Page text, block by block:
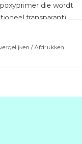
die wordt
transparant)
/Afdrukken